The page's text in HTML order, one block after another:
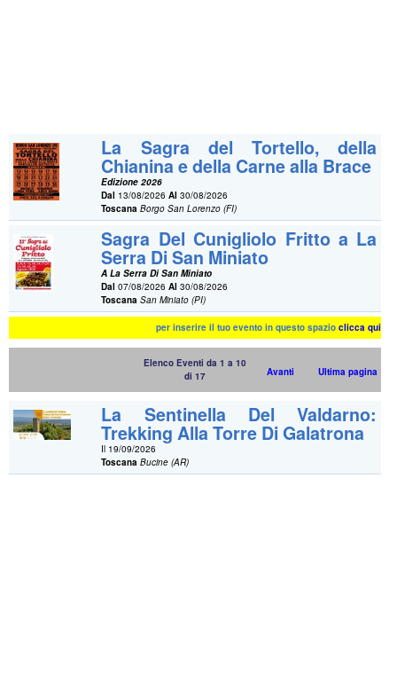
La Sagra del Tortello, della
Chianina e della Carne alla Brace
Edizione 2026
Dal 13/08/2026Al 30/08/2026
Toscana Borgo San Lorenzo (FI)
Sagra Del Cunigliolo Fritto a La
Serra Di San Miniato
A La Serra Di San Miniato
Dal 07/08/2026Al 30/08/2026
Toscana San Miniato (PI)
per inserire il tuo evento in questo spazioclicca qui
Elenco Eventi da 1 a 10
di 17
Avanti Ultima pagina
La Sentinella Del Valdarno:
Trekking Alla Torre Di Galatrona
Il 19/09/2026
Toscana Bucine (AR)